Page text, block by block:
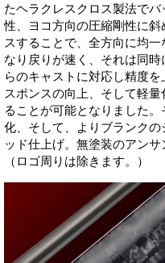
たヘラクレスクロス製法で
性、ヨコ方向の圧縮剛性に
スすることで、全方向に均
なり戻りが速く、それは同
らのキャストに対応し精度
スポンスの向上、そして軽
ることが可能となりました
化、そして、よりブランク
ッド仕上げ。無塗装のアンサ
（ロゴ周りは除きます。）